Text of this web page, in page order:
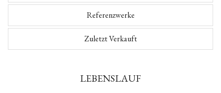
Referenzwerke
Zuletzt Verkauft
LEBENSLAUF